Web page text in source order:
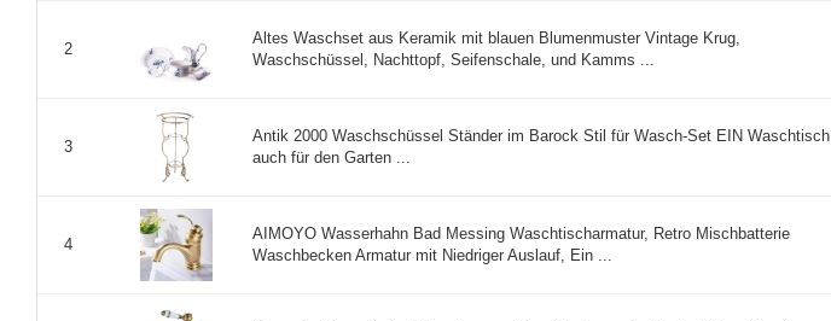
2
Altes Waschset aus Keramik mit blauen Blumenmuster Vintage Krug,
Waschschüssel, Nachttopf, Seifenschale, und Kamms ...
3
Antik 2000 Waschschüssel Ständer im Barock Stil für Wasch-Set EIN Waschtisch
auch für den Garten ...
4
AIMOYO Wasserhahn Bad Messing Waschtischarmatur, Retro Mischbatterie
Waschbecken Armatur mit Niedriger Auslauf, Ein ...